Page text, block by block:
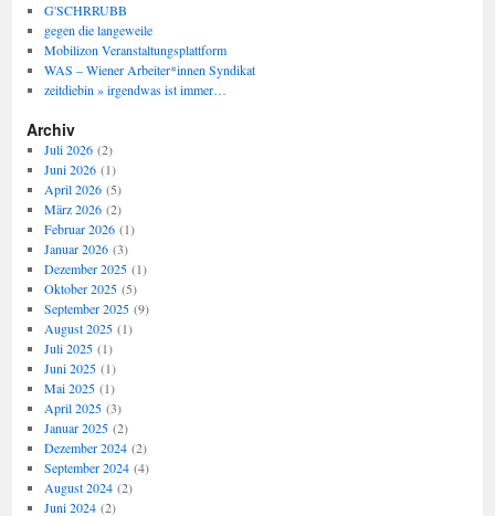
G'SCHRRUBB
gegen die langeweile
Mobilizon Veranstaltungsplattform
WAS – Wiener Arbeiter*innen Syndikat
zeitdiebin » irgendwas ist immer…
Archiv
Juli 2026(2)
Juni 2026(1)
April 2026(5)
März 2026(2)
Februar 2026(1)
Januar 2026(3)
Dezember 2025(1)
Oktober 2025(5)
September 2025(9)
August 2025(1)
Juli 2025(1)
Juni 2025(1)
Mai 2025(1)
April 2025(3)
Januar 2025(2)
Dezember 2024(2)
September 2024(4)
August 2024(2)
Juni 2024(2)